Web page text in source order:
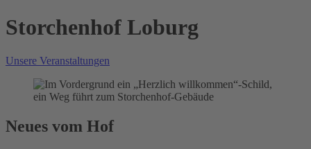
Storchenhof Loburg
Unsere Veranstaltungen
Neues vom Hof